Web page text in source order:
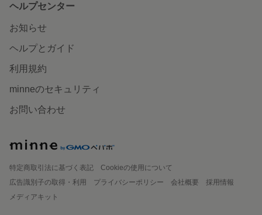
ヘルプセンター
お知らせ
ヘルプとガイド
利用規約
minneのセキュリティ
お問い合わせ
特定商取引法に基づく表記
Cookieの使用について
広告識別子の取得・利用
プライバシーポリシー 会社概要
採用情報
メディアキット